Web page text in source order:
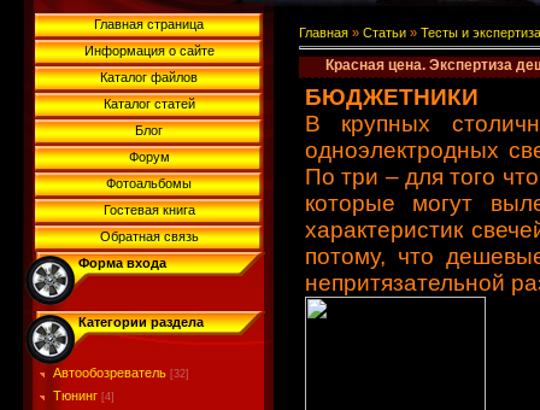
Главная страница
Информация о сайте
Каталог файлов
Каталог статей
Блог
Форум
Фотоальбомы
Гостевая книга
Обратная связь
Форма входа
Категории раздела
Автообозреватель [32]
Тюнинг [4]
Главная » Статьи » Тесты и экспертиза
Красная цена. Экспертиза
БЮДЖЕТНИКИ
В крупных
одноэлектродных
По три – для того
которые могут
характеристик
потому, что
непритязательной